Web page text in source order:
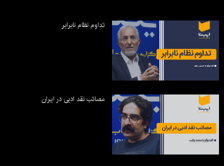
تداوم نظام نابرابر
مصائب نقد ادبی در ایران